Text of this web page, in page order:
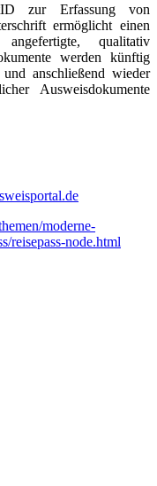
zur Erfassung von
ermöglicht einen
qualitativ
werden künftig
anschließend wieder
Ausweisdokumente
moderne-
reisepass-node.html